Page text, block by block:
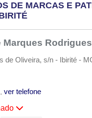
DE MARCAS E
Marques
de Oliveira, s/n - Ibirité -
ver telefone